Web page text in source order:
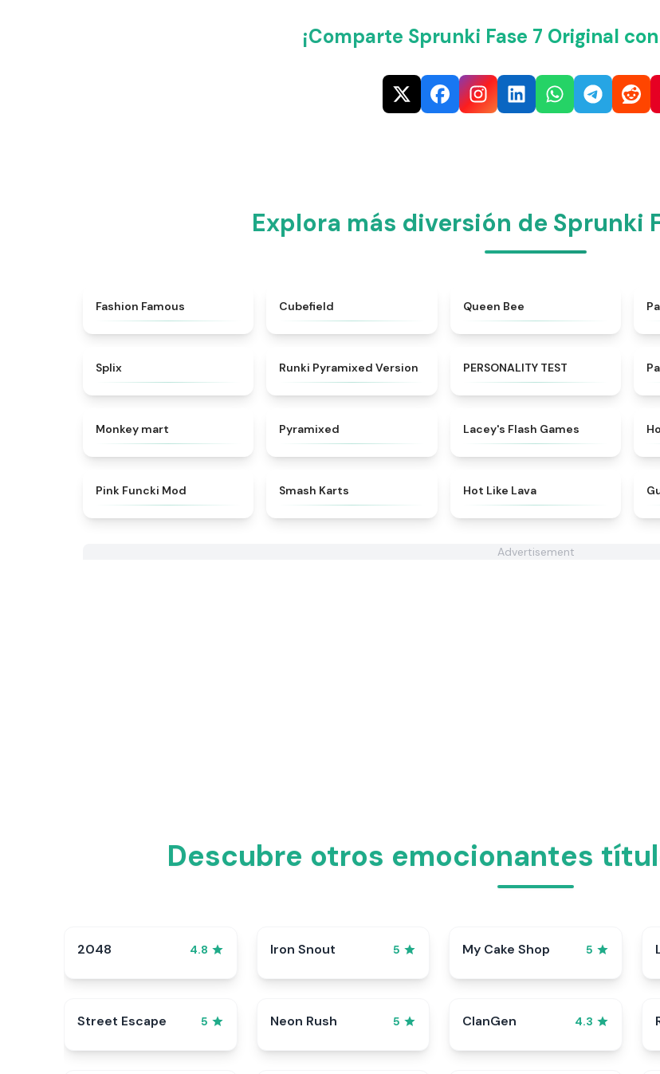
¡Comparte Sprunki Fase 7 Original
Explora más diversión de Sprunki
Fashion Famous Cubefield Queen Bee
Splix ★
Runki Pyramixed Version PERSONALITY TEST
Monkey mart Pyramixed Lacey's Flash Games
Pink Funcki Mod Smash Karts Hot Like Lava
Advertisement
Descubre otros emocionantes
2048 4.8 Iron Snout 5 My Cake Shop 5
Street Escape 5 Neon Rush 5 ClanGen 4.3